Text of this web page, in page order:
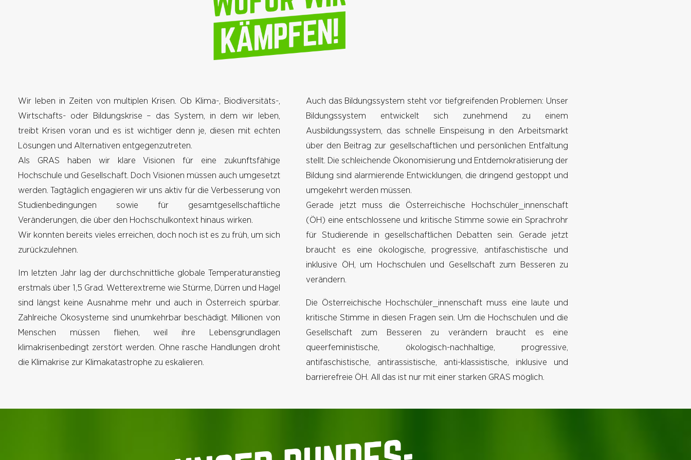
Wir leben in Zeiten von multiplen Krisen. Ob Klima-, Biodiversitäts-,
Wirtschafts- oder Bildungskrise – das System, in dem wir leben,
treibt Krisen voran und es ist wichtiger denn je, diesen mit echten
Lösungen und Alternativen entgegenzutreten.
Als GRAS haben wir klare Visionen für eine zukunftsfähige
Hochschule und Gesellschaft. Doch Visionen müssen auch umgesetzt
werden. Tagtäglich engagieren wir uns aktiv für die Verbesserung von
Studienbedingungen sowie für gesamtgesellschaftliche
Veränderungen, die über den Hochschulkontext hinaus wirken.
Wir konnten bereits vieles erreichen, doch noch ist es zu früh, um sich
zurückzulehnen.
Im letzten Jahr lag der durchschnittliche globale Temperaturanstieg
erstmals über 1,5 Grad. Wetterextreme wie Stürme, Dürren und Hagel
sind längst keine Ausnahme mehr und auch in Österreich spürbar.
Zahlreiche Ökosysteme sind unumkehrbar beschädigt. Millionen von
Menschen müssen fliehen, weil ihre Lebensgrundlagen
klimakrisenbedingt zerstört werden. Ohne rasche Handlungen droht
die Klimakrise zur Klimakatastrophe zu eskalieren.
Auch das Bildungssystem steht vor tiefgreifenden Problemen: Unser
Bildungssystem entwickelt sich zunehmend zu einem
Ausbildungssystem, das schnelle Einspeisung in den Arbeitsmarkt
über den Beitrag zur gesellschaftlichen und persönlichen Entfaltung
stellt. Die schleichende Ökonomisierung und Entdemokratisierung der
Bildung sind alarmierende Entwicklungen, die dringend gestoppt und
umgekehrt werden müssen.
Gerade jetzt muss die Österreichische Hochschüler_innenschaft
(ÖH) eine entschlossene und kritische Stimme sowie ein Sprachrohr
für Studierende in gesellschaftlichen Debatten sein. Gerade jetzt
braucht es eine ökologische, progressive, antifaschistische und
inklusive ÖH, um Hochschulen und Gesellschaft zum Besseren zu
verändern.
Die Österreichische Hochschüler_innenschaft muss eine laute und
kritische Stimme in diesen Fragen sein. Um die Hochschulen und die
Gesellschaft zum Besseren zu verändern braucht es eine
queerfeministische, ökologisch-nachhaltige, progressive,
antifaschistische, antirassistische, anti-klassistische, inklusive und
barrierefreie ÖH. All das ist nur mit einer starken GRAS möglich.